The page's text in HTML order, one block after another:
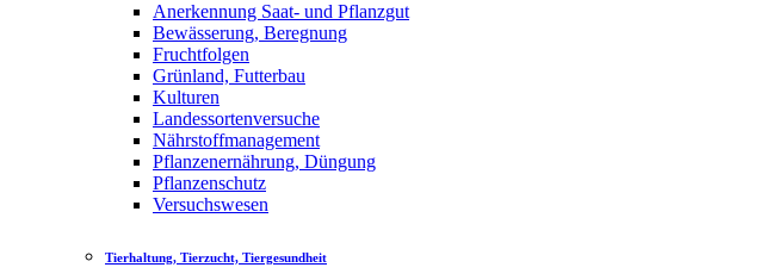
Anerkennung Saat- und Pflanzgut
Bewässerung, Beregnung
Fruchtfolgen
Grünland, Futterbau
Kulturen
Landessortenversuche
Nährstoffmanagement
Pflanzenernährung, Düngung
Pflanzenschutz
Versuchswesen
Tierhaltung, Tierzucht, Tiergesundheit